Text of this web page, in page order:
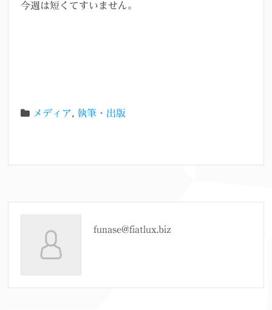
今週は短くてすいません。
メディア ,執筆・出版
funase@fiatlux.biz